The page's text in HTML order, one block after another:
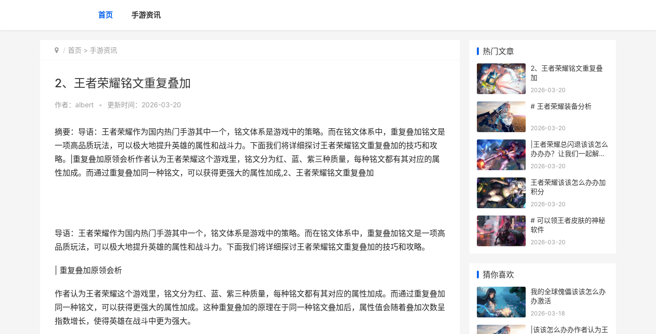
首页 手游资讯
首页 > 手游资讯
2、王者荣耀铭文重复叠加
作者： albert • 更新时间：2026-03-20
摘要：导语：王者荣耀作为国内热门手游其中一个，铭文体系是游戏中的策略。而在铭文体系中，重复叠加铭文是
一项高品质玩法，可以极大地提升英雄的属性和战斗力。下面我们将详细探讨王者荣耀铭文重复叠加的技巧和攻
略。|重复叠加原领会析作者认为王者荣耀这个游戏里，铭文分为红、蓝、紫三种质量，每种铭文都有其对应的属
性加成。而通过重复叠加同一种铭文，可以获得更强大的属性加成,2、王者荣耀铭文重复叠加
导语：王者荣耀作为国内热门手游其中一个，铭文体系是游戏中的策略。而在铭文体系中，重复叠加铭文是一项高
品质玩法，可以极大地提升英雄的属性和战斗力。下面我们将详细探讨王者荣耀铭文重复叠加的技巧和攻略。
| 重复叠加原领会析
作者认为王者荣耀这个游戏里，铭文分为红、蓝、紫三种质量，每种铭文都有其对应的属性加成。而通过重复叠加
同一种铭文，可以获得更强大的属性加成。这种重复叠加的原理在于同一种铭文叠加后，属性值会随着叠加次数呈
指数增长，使得英雄在战斗中更为强大。
热门文章
2、王者荣耀铭文重复叠
加
2026-03-20
# 王者荣耀装备分析
2026-03-20
|王者荣耀总闪退该该怎么
办办办？让我们一起解
决！|
2026-03-20
王者荣耀该该怎么办办加
积分
2026-03-20
# 可以领王者皮肤的神秘
软件
2026-03-20
猜你喜欢
我的全球傀儡该该怎么办
办激活
2026-03-18
|该该怎么办办作者认为王